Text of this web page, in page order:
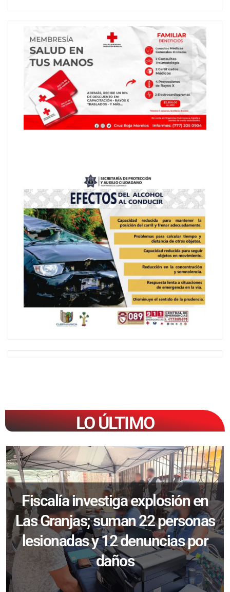
LO ÚLTIMO
Fiscalía investiga explosión en
Las Granjas; suman 22 personas
lesionadas y 12 denuncias por
daños